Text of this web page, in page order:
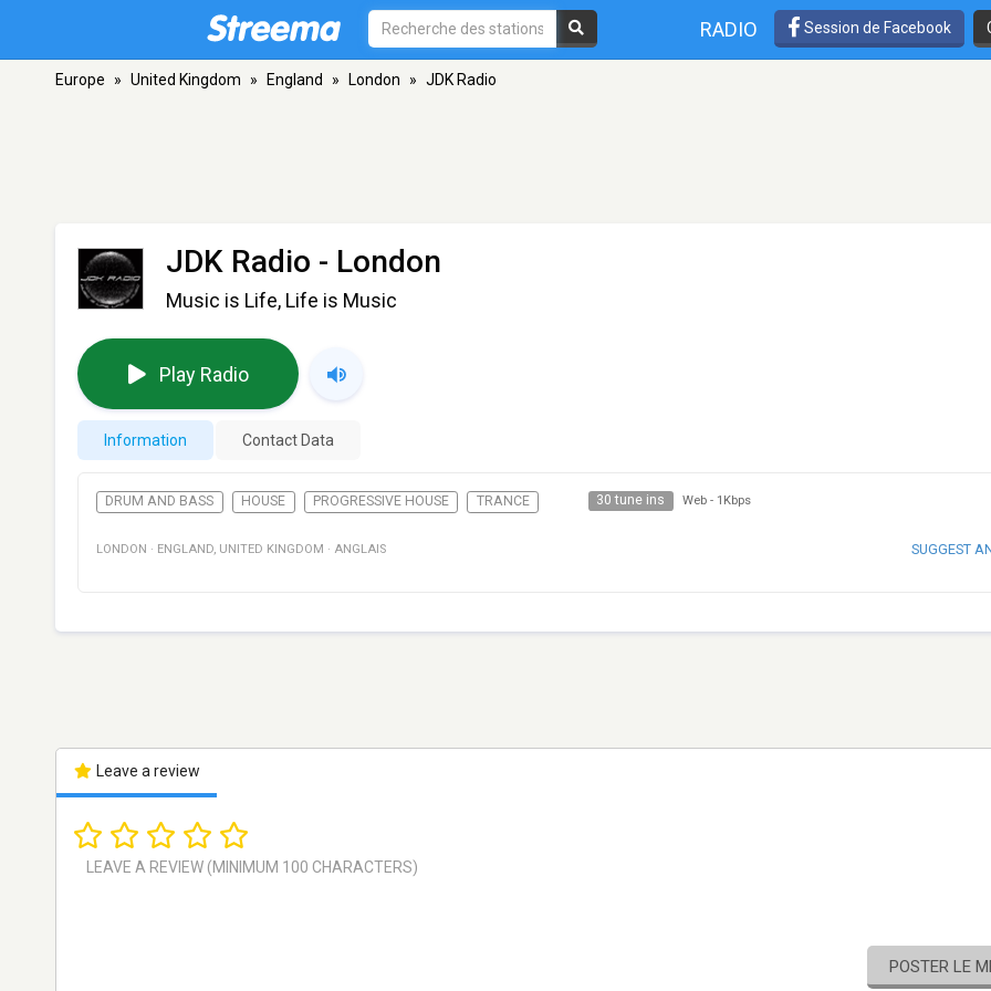
RADIO Session de Facebook
Europe » United Kingdom » England » London » JDK Radio
JDK Radio - London
Music is Life, Life is Music
Play Radio
Information Contact Data
DRUM AND BASS HOUSE PROGRESSIVE HOUSE TRANCE 30 tune ins Web - 1Kbps
LONDON · ENGLAND, UNITED KINGDOM · ANGLAIS SUGGEST
Leave a review
POSTER LE